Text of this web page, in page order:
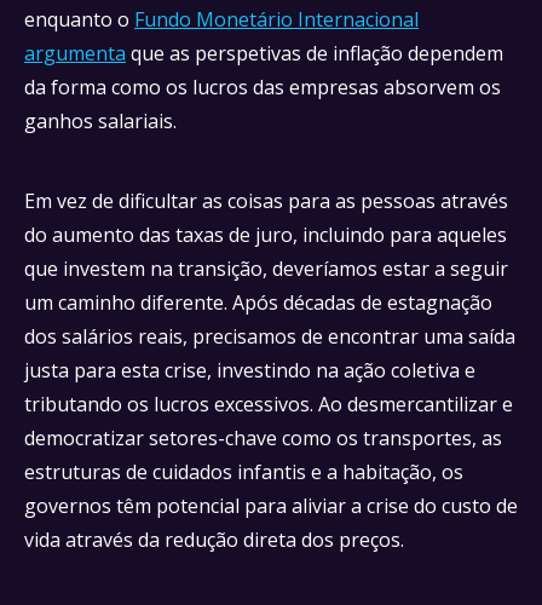
enquanto o Fundo Monetário Internacional
argumenta que as perspetivas de inflação dependem
da forma como os lucros das empresas absorvem os
ganhos salariais.
Em vez de dificultar as coisas para as pessoas através
do aumento das taxas de juro, incluindo para aqueles
que investem na transição, deveríamos estar a seguir
um caminho diferente. Após décadas de estagnação
dos salários reais, precisamos de encontrar uma saída
justa para esta crise, investindo na ação coletiva e
tributando os lucros excessivos. Ao desmercantilizar e
democratizar setores-chave como os transportes, as
estruturas de cuidados infantis e a habitação, os
governos têm potencial para aliviar a crise do custo de
vida através da redução direta dos preços.